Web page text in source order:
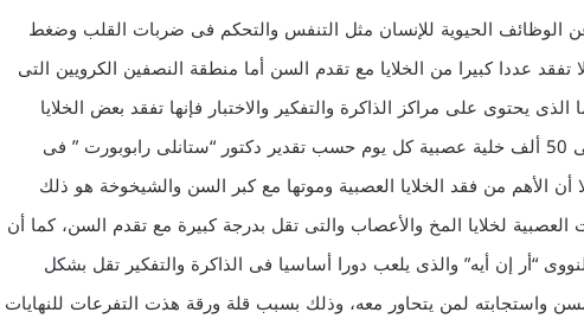
الوظائف الحيوية للإنسان مثل التنفس والتحكم فى ضربات القلب وضغط
عددا كبيرا من الخلايا مع تقدم السن أما منطقة النصفين الكرويين التى
يحتوى على مراكز الذاكرة والتفكير والاختبار فإنها تفقد بعض الخلايا
العصبية بصفة يومية تصل على أقصى تقدير إلى 50 ألف خلية عصبية كل يوم حسب تقدير دكتور “ستانلى رابوبورت ” فى
أن الأهم من فقد الخلايا العصبية وموتها مع كبر السن والشيخوخة هو ذلك
العصبية لخلايا المخ والأعصاب والتى تقل بدرجة كبيرة مع تقدم السن، كما أن
“أر إن أيه” والذى يلعب دورا أساسيا فى الذاكرة والتفكير تقل بشكل
لمن يتحاور معه، وذلك بسبب قلة ورقة هذت التفرعات للنهايات